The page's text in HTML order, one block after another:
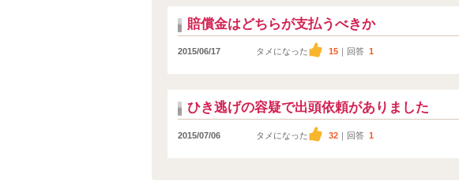
賠償金はどちらが支払うべきか
2015/06/17 タメになった 15 ｜回答 1
ひき逃げの容疑で出頭依頼がありました
2015/07/06 タメになった 32 ｜回答 1